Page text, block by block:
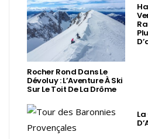
Rocher Rond Dans Le
Dévoluy : L’Aventure À Ski
Sur Le Toit De La Drôme